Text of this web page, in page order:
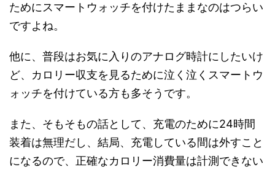
ためにスマートウォッチを付けたままなのはつらい
ですよね。
他に、普段はお気に入りのアナログ時計にしたいけ
ど、カロリー収支を見るために泣く泣くスマートウ
ォッチを付けている方も多そうです。
また、そもそもの話として、充電のために24時間
装着は無理だし、結局、充電している間は外すこと
になるので、正確なカロリー消費量は計測できない